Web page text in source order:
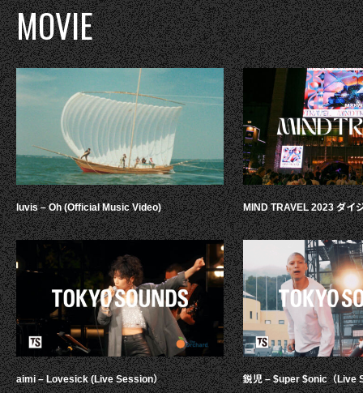
MOVIE
luvis – Oh (Official Music Video)
aimi – Lovesick (Live Session）
MIND TRAVEL 2023 ダイ
鋭児 – $uper $onic（Live